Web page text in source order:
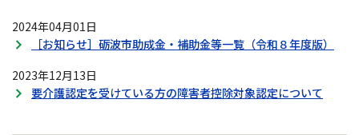
2024年04月01日
［お知らせ］砺波市助成金・補助金等一覧（令和８年度版）
2023年12月13日
要介護認定を受けている方の障害者控除対象認定について